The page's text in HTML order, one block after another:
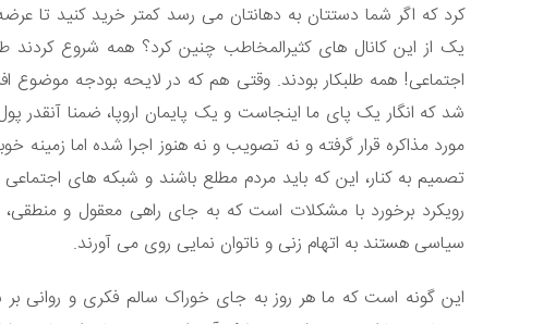
کرد که اگر شما دستتان به دهانتان می رسد کمتر خرید کنید تا
یک از این کانال های کثیرالمخاطب چنین کرد؟ همه شروع کردند
اجتماعی! همه طلبکار بودند. وقتی هم که در لایحه بودجه موضوع
شد که انگار یک پای ما اینجاست و یک پایمان اروپا، ضمنا
مورد مذاکره قرار گرفته و نه تصویب و نه هنوز اجرا شده اما
تصمیم به کنار، این که باید مردم مطلع باشند و شبکه های
رویکرد برخورد با مشکلات است که به جای راهی معقول و
سیاسی هستند به اتهام زنی و ناتوان نمایی روی می آورند.
این گونه است که ما هر روز به جای خوراک سالم فکری و روانی